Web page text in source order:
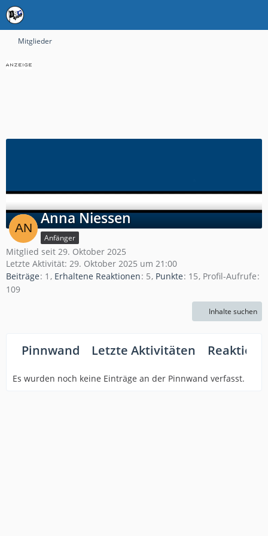
Mitglieder
Anna Niessen
Anfänger
Mitglied seit 29. Oktober 2025
Letzte Aktivität: 29. Oktober 2025 um 21:00
Beiträge 1 Erhaltene Reaktionen 5 Punkte 15 Profil-Aufrufe
109
Inhalte suchen
Pinnwand Letzte Aktivitäten
Es wurden noch keine Einträge an der Pinnwand verfasst.